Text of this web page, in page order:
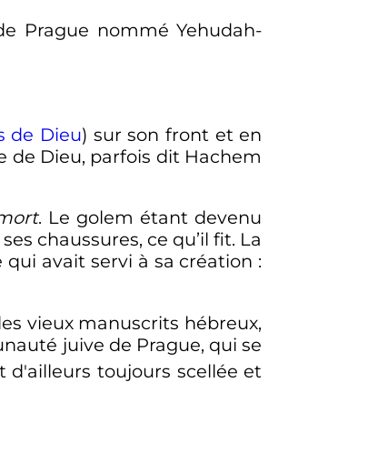
Prague nommé Yehudah-
de Dieu) sur son front et en
Dieu, parfois dit Hachem
. Le golem étant devenu
chaussures, ce qu’il fit. La
avait servi à sa création :
vieux manuscrits hébreux,
juive de Prague, qui se
d'ailleurs toujours scellée et